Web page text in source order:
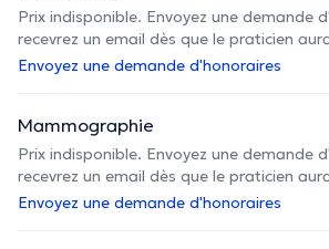
Prix indisponible. Envoyez une demande
recevrez un email dès que le praticien
Envoyez une demande d'honoraires
Mammographie
Prix indisponible. Envoyez une demande
recevrez un email dès que le praticien
Envoyez une demande d'honoraires